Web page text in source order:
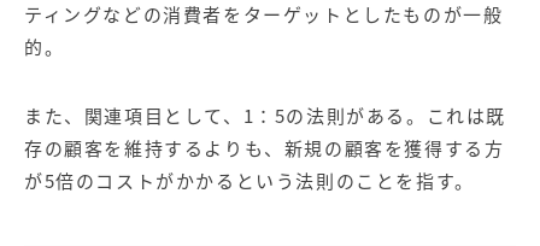
Web広告サービス
【塾・個別塾業界向け】新規
集客Web広告パッケージ
サイトアクセス増加パッケー
ジ
商圏ねらいうちパッケージ 求人パッケージ
ティングなどの消費者をターゲットとしたものが一般
的。
また、関連項目として、1：5の法則がある。これは既
存の顧客を維持するよりも、新規の顧客を獲得する方
が5倍のコストがかかるという法則のことを指す。